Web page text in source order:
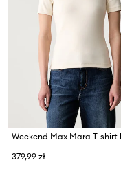
379,99 zł